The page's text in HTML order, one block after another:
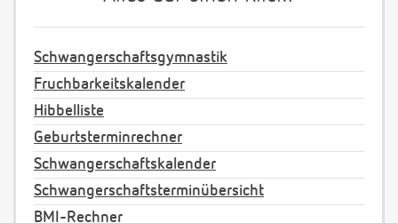
Schwangerschaftsgymnastik
Fruchbarkeitskalender
Hibbelliste
Geburtsterminrechner
Schwangerschaftskalender
Schwangerschaftsterminübersicht
BMI-Rechner